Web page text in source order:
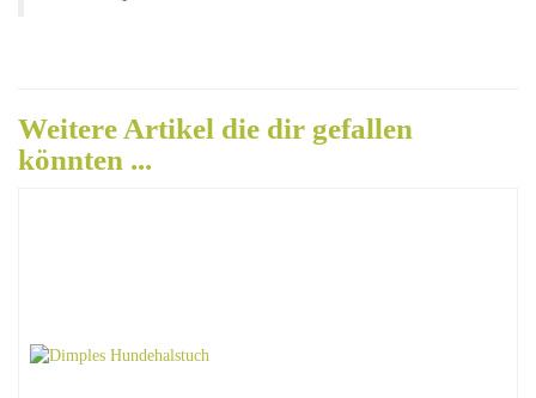
Weitere Artikel die dir gefallen
könnten ...